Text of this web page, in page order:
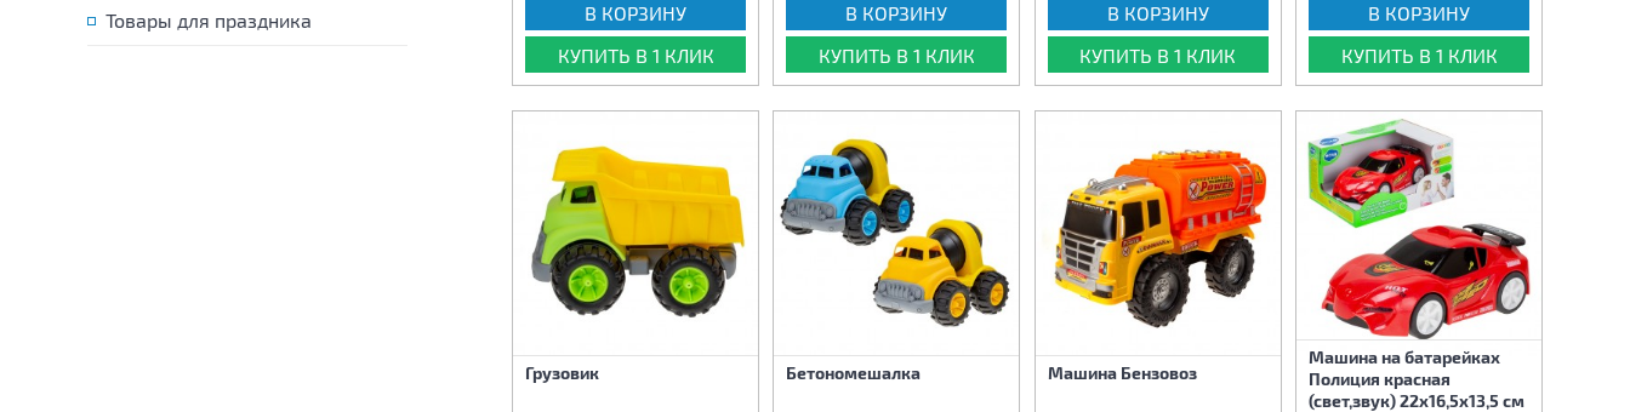
Товары для праздника
В КОРЗИНУ
КУПИТЬ В 1 КЛИК
В КОРЗИНУ
КУПИТЬ В 1 КЛИК
В КОРЗИНУ
КУПИТЬ В 1 КЛИК
В КОРЗИНУ
КУПИТЬ В 1 КЛИК
Грузовик Бетономешалка Машина Бензовоз
Машина на батарейках
Полиция красная
(свет,звук) 22х16,5х13,5 см